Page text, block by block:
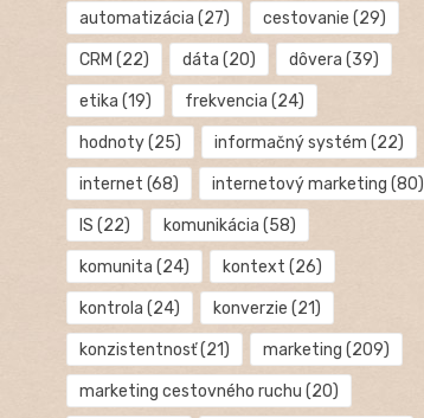
automatizácia (27) cestovanie (29)
CRM (22) dáta (20) dôvera (39)
etika (19) frekvencia (24)
hodnoty(25) informačný systém (22)
internet (68) internetový marketing (80)
IS (22) komunikácia (58)
komunita (24) kontext (26)
kontrola (24) konverzie (21)
konzistentnosť(21) marketing (209)
marketing cestovného ruchu (20)